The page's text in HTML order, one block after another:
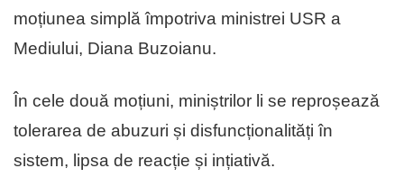
moțiunea simplă împotriva ministrei USR a
Mediului, Diana Buzoianu.
În cele două moțiuni, miniștrilor li se reproșează
tolerarea de abuzuri și disfuncționalități în
sistem, lipsa de reacție și ințiativă.